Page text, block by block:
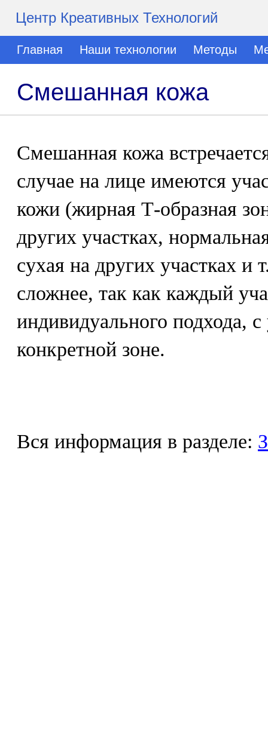
Центр Креативных Технологий
Главная Наши технологии Методы
Смешанная кожа
Смешанная кожа
случае на лице имеются
кожи (жирная Т-образная
других участках,
сухая на других участках и
сложнее, так как каждый
индивидуального подхода,
конкретной зоне.
Вся информация в разделе: